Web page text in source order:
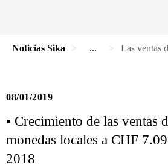
Noticias Sika ... Las ventas
08/01/2019
▪ Crecimiento de las ventas
monedas locales a CHF
2018